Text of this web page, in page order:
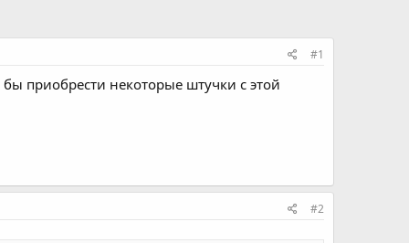
#1
приобрести некоторые штучки с этой
#2